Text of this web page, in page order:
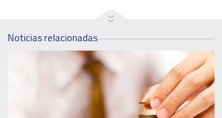
Noticias relacionadas